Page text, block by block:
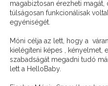
magabiztosan érezheti magát,
túlságosan funkcionálisak
egyéniségét.
Móni célja az lett, hogy a
kielégíteni képes , kényelmet,
szabadságát megadni tudó
lett a HelloBaby.